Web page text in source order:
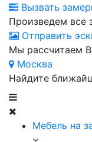
Вызвать
Произведем все
Отправить
Мы рассчитаем
Москва
Найдите
Мебель на